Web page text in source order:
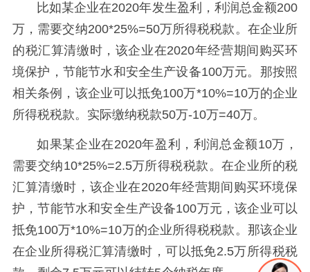
比如某企业在2020年发生盈利，利润总金额200
万，需要交纳200*25%=50万所得税税款。在企业所
的税汇算清缴时，该企业在2020年经营期间购买环
境保护，节能节水和安全生产设备100万元。那按照
相关条例，该企业可以抵免100万*10%=10万的企业
所得税税款。实际缴纳税款50万-10万=40万。
如果某企业在2020年盈利，利润总金额10万，
需要交纳10*25%=2.5万所得税税款。在企业所的税
汇算清缴时，该企业在2020年经营期间购买环境保
护，节能节水和安全生产设备100万元，该企业可以
抵免100万*10%=10万的企业所得税税款。那该企业
在企业所得税汇算清缴时，可以抵免2.5万所得税税